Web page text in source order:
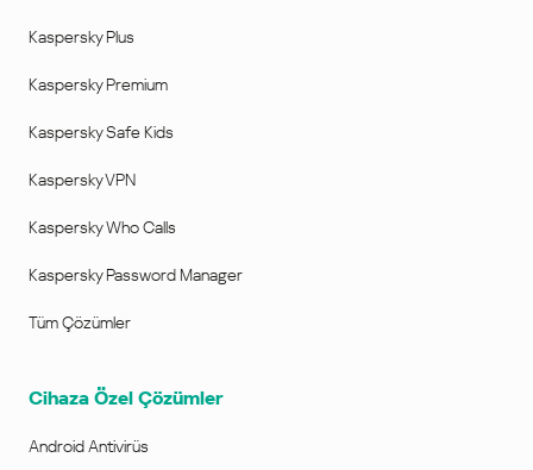
Kaspersky Plus
Kaspersky Premium
Kaspersky Safe Kids
Kaspersky VPN
Kaspersky Who Calls
Kaspersky Password Manager
Tüm Çözümler
Cihaza Özel Çözümler
Android Antivirüs